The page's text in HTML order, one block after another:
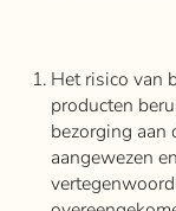
Het risico van
producten
bezorging aan
aangewezen